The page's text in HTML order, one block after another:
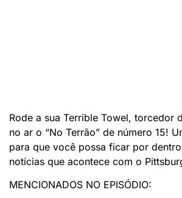
Rode a sua Terrible Towel, torcedor
no ar o “No Terrão” de número 15!
para que você possa ficar por
notícias que acontece com o
MENCIONADOS NO EPISÓDIO: